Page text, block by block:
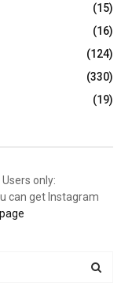
(15)
(16)
(124)
(330)
(19)
only:
can get Instagram